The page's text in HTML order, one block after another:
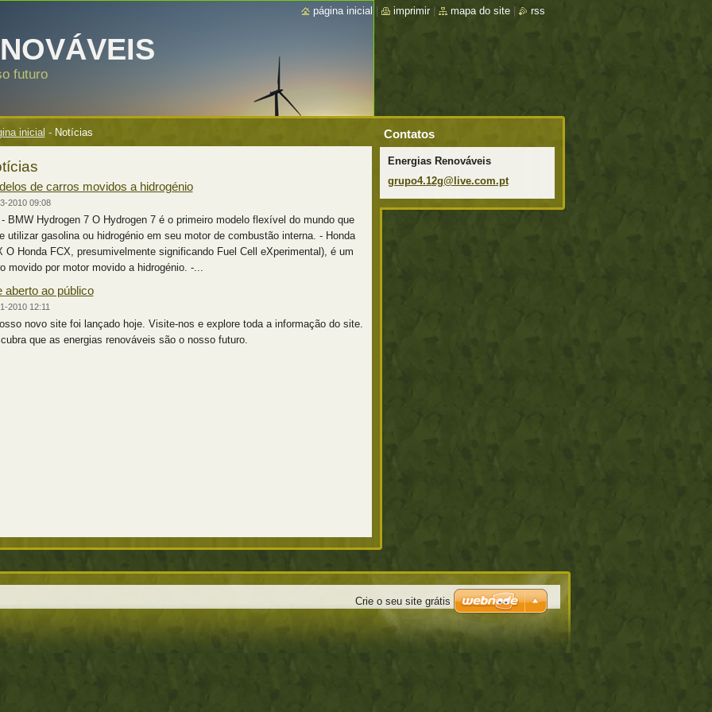
futuro
inicial - Notícias
de carros movidos a hidrogénio
2010 09:08
Hydrogen 7 O Hydrogen 7 é o primeiro modelo flexível do mundo que
utilizar gasolina ou hidrogénio em seu motor de combustão interna. - Honda
O Honda FCX, presumivelmente significando Fuel Cell eXperimental), é um
movido por motor movido a hidrogénio. -...
aberto ao público
2010 12:11
novo site foi lançado hoje. Visite-nos e explore toda a informação do site.
que as energias renováveis são o nosso futuro.
Contatos
Energias Renováveis
grupo4.12g@live.com.pt
página inicial imprimir mapa do site rss
Crie o seu site grátis